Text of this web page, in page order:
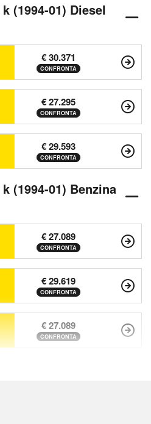
(1994-01) Diesel
€ 30.371
CONFRONTA
€ 27.295
CONFRONTA
€ 29.593
CONFRONTA
(1994-01) Benzina
€ 27.089
CONFRONTA
€ 29.619
CONFRONTA
€ 27.089
CONFRONTA